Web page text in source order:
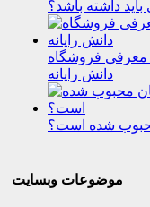
داشته باشد؟
معرفی فروشگاه
دانش رایانه
شده است؟
موضوعات وبسایت